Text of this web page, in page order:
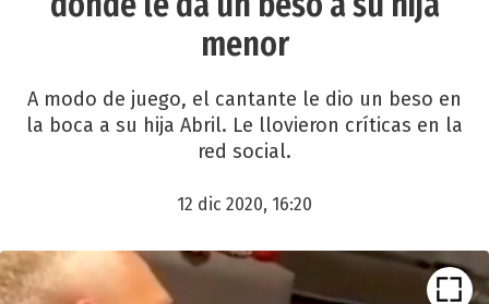
menor
A modo de juego, el cantante le dio un beso en
la boca a su hija Abril. Le llovieron críticas en la
red social.
12 dic 2020, 16:20